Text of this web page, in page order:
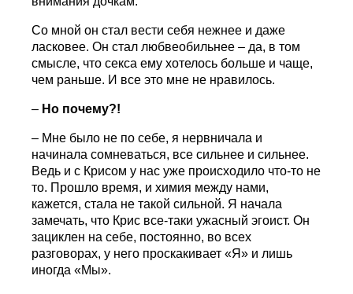
Со мной он стал вести себя нежнее и даже
ласковее. Он стал любвеобильнее – да, в том
смысле, что секса ему хотелось больше и чаще,
чем раньше. И все это мне не нравилось.
– Но почему?!
– Мне было не по себе, я нервничала и
начинала сомневаться, все сильнее и сильнее.
Ведь и с Крисом у нас уже происходило что-то не
то. Прошло время, и химия между нами,
кажется, стала не такой сильной. Я начала
замечать, что Крис все-таки ужасный эгоист. Он
зациклен на себе, постоянно, во всех
разговорах, у него проскакивает «Я» и лишь
иногда «Мы».